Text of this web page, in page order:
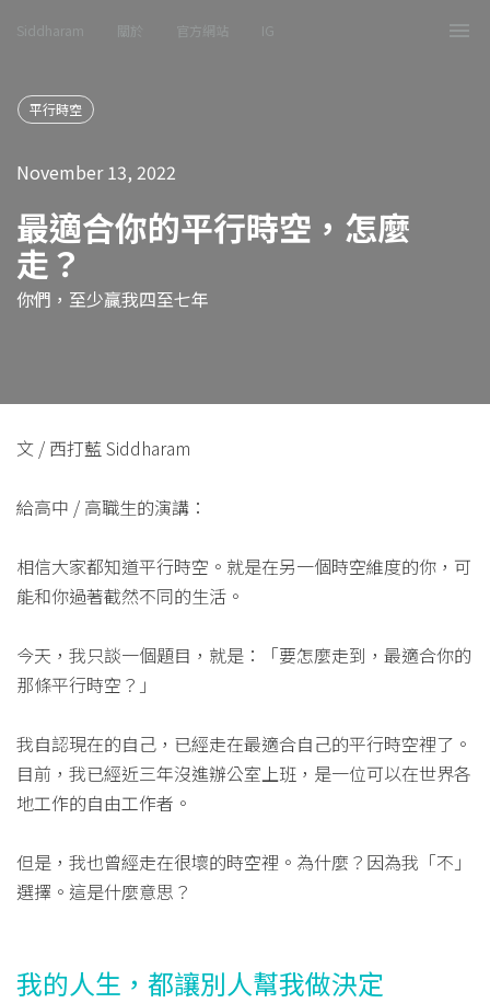
Siddharam 關於 官方網站 IG
平行時空
November 13, 2022
最適合你的平行時空，怎麼
走？
你們，至少贏我四至七年
文 / 西打藍 Siddharam
給高中 / 高職生的演講：
相信大家都知道平行時空。就是在另一個時空維度的你，可
能和你過著截然不同的生活。
今天，我只談一個題目，就是：「要怎麼走到，最適合你的
那條平行時空？」
我自認現在的自己，已經走在最適合自己的平行時空裡了。
目前，我已經近三年沒進辦公室上班，是一位可以在世界各
地工作的自由工作者。
但是，我也曾經走在很壞的時空裡。為什麼？因為我「不」
選擇。這是什麼意思？
我的人生，都讓別人幫我做決定